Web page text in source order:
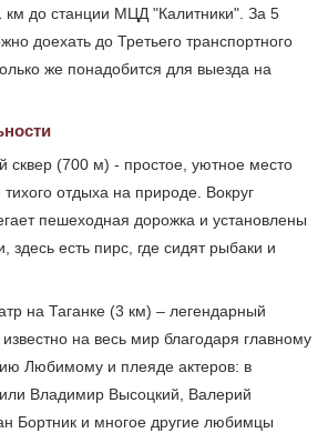
км до станции МЦД "Калитники". За 5
доехать до Третьего транспортного
же понадобится для выезда на
сквер (700 м) - простое, уютное место
тихого отдыха на природе. Вокруг
пешеходная дорожка и установлены
здесь есть пирс, где сидят рыбаки и
на Таганке (3 км) – легендарный
на весь мир благодаря главному
Любимому и плеяде актеров: в
Владимир Высоцкий, Валерий
Бортник и многое другие любимцы